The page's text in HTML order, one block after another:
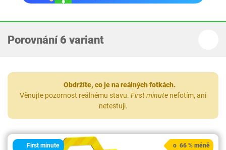
Porovnání 6 variant
Obdržíte, co je na reálných fotkách.
Věnujte pozornost reálnému stavu. First minute nefotím, ani
netestuji.
First minute o 66 % méně